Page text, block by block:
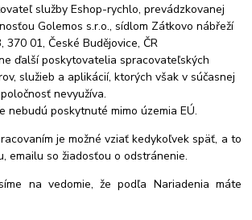
služby Eshop-rychlo, prevádzkovanej
Golemos s.r.o., sídlom Zátkovo nábřeží
370 01, České Budějovice, ČR
ďalší poskytovatelia spracovateľských
služieb a aplikácií, ktorých však v súčasnej
nevyužíva.
e nebudúposkytnuté mimo územia EÚ.
je možné vziať kedykoľvek späť, a to
emailu so žiadosťou o odstránenie.
na vedomie, že podľa Nariadenia máte